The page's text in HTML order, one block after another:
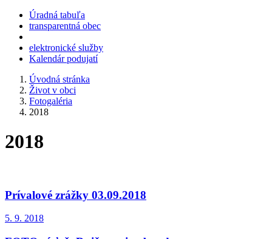
Úradná tabuľa
transparentná obec
elektronické služby
Kalendár podujatí
Úvodná stránka
Život v obci
Fotogaléria
2018
2018
Prívalové zrážky 03.09.2018
5. 9. 2018